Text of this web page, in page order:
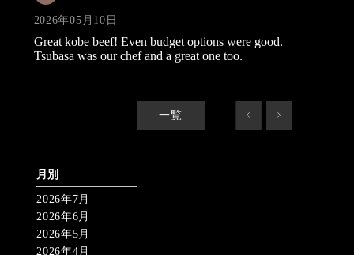
2026年05月10日
Great kobe beef! Even budget options were good.
Tsubasa was our chef and a great one too.
一覧 < >
月別
2026年7月
2026年6月
2026年5月
2026年4月